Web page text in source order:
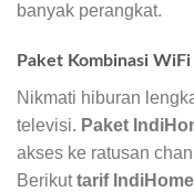
banyak perangkat.
Paket Kombinasi
Nikmati hiburan
televisi. Paket
akses ke ratusan
Berikuttarif IndiHome